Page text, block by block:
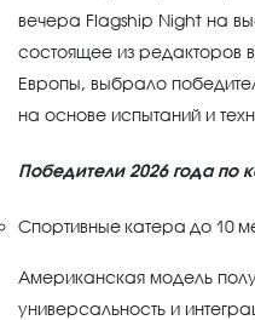
вечера Flagship Night на
состоящее из редакторов
Европы, выбрало
на основе испытаний и
Победители 2026 года по
Спортивные катера до 10
Американская модель
универсальность и